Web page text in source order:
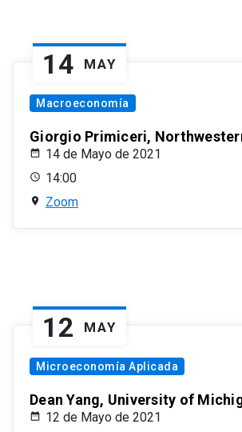
14 MAY
Macroeconomía
Giorgio Primiceri,
14 de Mayo de 2021
14:00
Zoom
12 MAY
Microeconomía Aplicada
Dean Yang, University of
12 de Mayo de 2021